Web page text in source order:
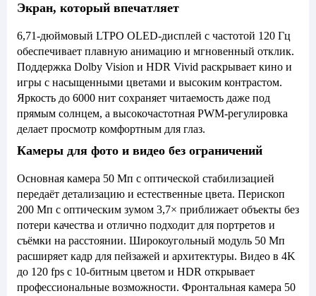
Экран, который впечатляет
6,71-дюймовый LTPO OLED-дисплей с частотой 120 Гц
обеспечивает плавную анимацию и мгновенный отклик.
Поддержка Dolby Vision и HDR Vivid раскрывает кино и
игры с насыщенными цветами и высоким контрастом.
Яркость до 6000 нит сохраняет читаемость даже под
прямым солнцем, а высокочастотная PWM-регулировка
делает просмотр комфортным для глаз.
Камеры для фото и видео без ограничений
Основная камера 50 Мп с оптической стабилизацией
передаёт детализацию и естественные цвета. Перископ
200 Мп с оптическим зумом 3,7× приближает объекты без
потери качества и отлично подходит для портретов и
съёмки на расстоянии. Широкоугольный модуль 50 Мп
расширяет кадр для пейзажей и архитектуры. Видео в 4K
до 120 fps с 10-битным цветом и HDR открывает
профессиональные возможности. Фронтальная камера 50